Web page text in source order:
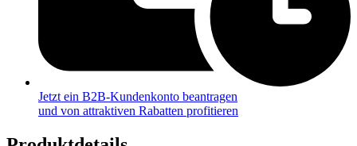
Jetzt ein B2B-Kundenkonto beantragen
und von attraktiven Rabatten profitieren